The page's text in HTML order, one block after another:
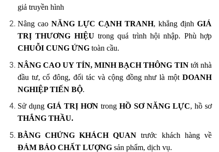
giả truyền hình
Nâng cao NĂNG LỰC CẠNH TRANH, khẳng địnhGIÁ
TRỊ THƯƠNG HIỆU trong quá trình hội nhập. Phù hợp
CHUỖI CUNG ỨNGtoàn cầu.
NÂNG CAO UY TÍN, MINH BẠCH THÔNG TINtới nhà
đầu tư, cổ đông, đối tác và cộng đồng như là một DOANH
NGHIỆP TIẾN BỘ.
Sử dụngGIÁ TRỊ HƠN trongHỒ SƠ NĂNG LỰC, hồ sơ
THẮNG THẦU.
BẰNG CHỨNG KHÁCH QUAN trước khách hàng về
ĐẢM BẢO CHẤT LƯỢNGsản phẩm, dịch vụ.